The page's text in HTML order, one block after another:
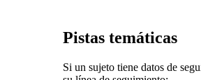
Pistas temáticas
Si un sujeto tiene datos de